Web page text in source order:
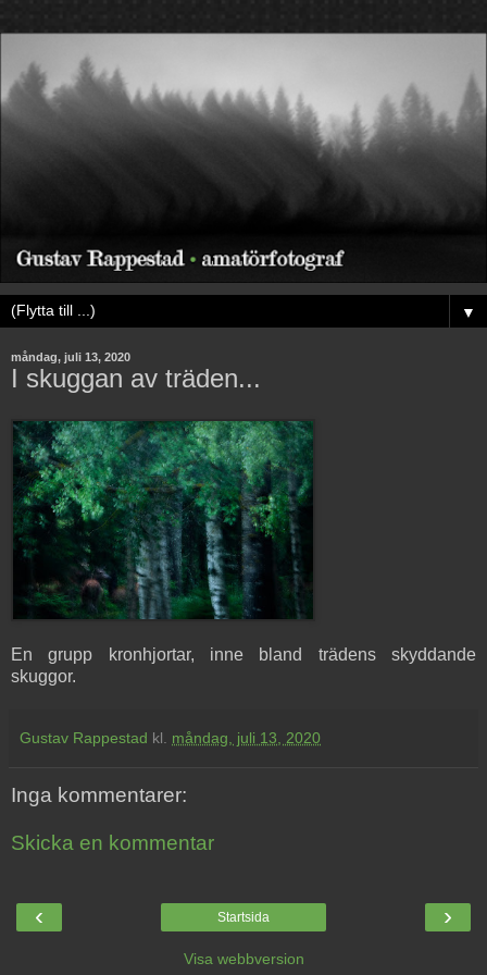
▼
måndag, juli 13, 2020
I skuggan av träden...
En grupp kronhjortar, inne bland trädens skyddande
skuggor.
Gustav Rappestad kl. måndag, juli 13, 2020
Inga kommentarer:
Skicka en kommentar
‹ ›
Startsida
Visa webbversion